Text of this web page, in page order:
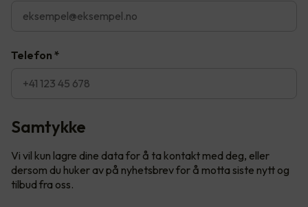
Telefon *
Samtykke
Vi vil kun lagre dine data for å ta kontakt med deg, eller
dersom du huker av på nyhetsbrev for å motta siste nytt og
tilbud fra oss.